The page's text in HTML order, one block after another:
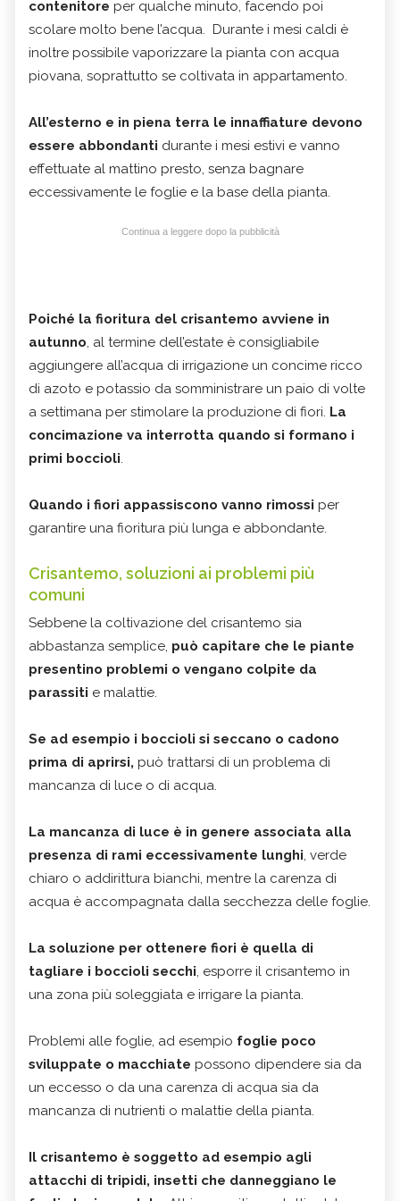
contenitore per qualche minuto, facendo poi
scolare molto bene l’acqua. Durante i mesi caldi è
inoltre possibile vaporizzare la pianta con acqua
piovana, soprattutto se coltivata in appartamento.
All’esterno e in piena terra le innaffiature devono
essere abbondanti durante i mesi estivi e vanno
effettuate al mattino presto, senza bagnare
eccessivamente le foglie e la base della pianta.
Continua a leggere dopo la pubblicità
Poiché la fioritura del crisantemo avviene in
autunno, al termine dell’estate è consigliabile
aggiungere all’acqua di irrigazione un concime ricco
di azoto e potassio da somministrare un paio di volte
a settimana per stimolare la produzione di fiori. La
concimazione va interrotta quando si formano i
primi boccioli.
Quando i fiori appassiscono vanno rimossi per
garantire una fioritura più lunga e abbondante.
Crisantemo, soluzioni ai problemi più
comuni
Sebbene la coltivazione del crisantemo sia
abbastanza semplice, può capitare che le piante
presentino problemi o vengano colpite da
parassiti e malattie.
Se ad esempio i boccioli si seccano o cadono
prima di aprirsi, può trattarsi di un problema di
mancanza di luce o di acqua.
La mancanza di luce è in genere associata alla
presenza di rami eccessivamente lunghi, verde
chiaro o addirittura bianchi, mentre la carenza di
acqua è accompagnata dalla secchezza delle foglie.
La soluzione per ottenere fiori è quella di
tagliare i boccioli secchi, esporre il crisantemo in
una zona più soleggiata e irrigare la pianta.
Problemi alle foglie, ad esempio foglie poco
sviluppate o macchiate possono dipendere sia da
un eccesso o da una carenza di acqua sia da
mancanza di nutrienti o malattie della pianta.
Il crisantemo è soggetto ad esempio agli
attacchi di tripidi, insetti che danneggiano le